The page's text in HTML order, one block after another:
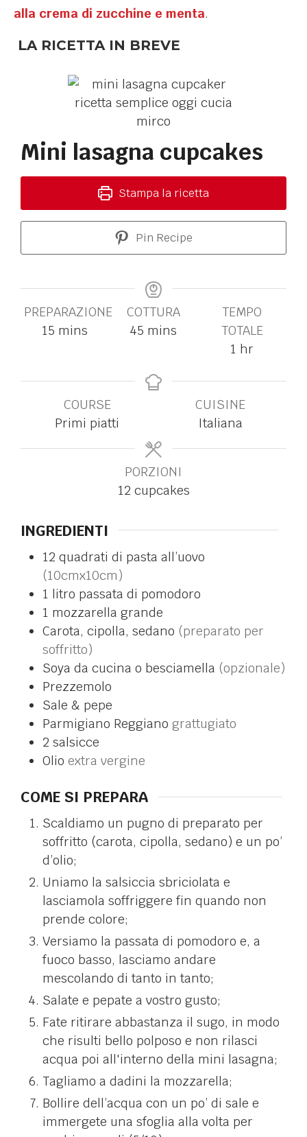
alla crema di zucchine e menta.
LA RICETTA IN BREVE
Mini lasagna cupcakes
Stampa la ricetta
Pin Recipe
PREPARAZIONE
15 mins
COTTURA
45 mins
TEMPO
TOTALE
1 hr
COURSE
Primi piatti
CUISINE
Italiana
PORZIONI
12 cupcakes
INGREDIENTI
12 quadrati di pasta all’uovo
(10cmx10cm)
1 litro passata di pomodoro
1 mozzarella grande
Carota, cipolla, sedano (preparato per
soffritto)
Soya da cucina o besciamella (opzionale)
Prezzemolo
Sale & pepe
Parmigiano Reggiano grattugiato
2 salsicce
Olio extra vergine
COME SI PREPARA
Scaldiamo un pugno di preparato per
soffritto (carota, cipolla, sedano) e un po’
d’olio;
Uniamo la salsiccia sbriciolata e
lasciamola soffriggere fin quando non
prende colore;
Versiamo la passata di pomodoro e, a
fuoco basso, lasciamo andare
mescolando di tanto in tanto;
Salate e pepate a vostro gusto;
Fate ritirare abbastanza il sugo, in modo
che risulti bello polposo e non rilasci
acqua poi all'interno della mini lasagna;
Tagliamo a dadini la mozzarella;
Bollire dell’acqua con un po’ di sale e
immergete una sfoglia alla volta per